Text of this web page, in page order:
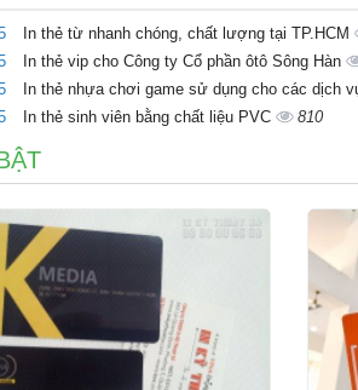
In thẻ từ nhanh chóng, chất lượng tại TP.HCM
In thẻ vip cho Công ty Cổ phần ôtô Sông Hàn
In thẻ nhựa chơi game sử dụng cho các dịch
In thẻ sinh viên bằng chất liệu PVC 810